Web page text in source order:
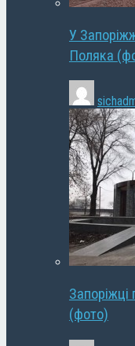
У
Поляка
Запоріжці
(фото)